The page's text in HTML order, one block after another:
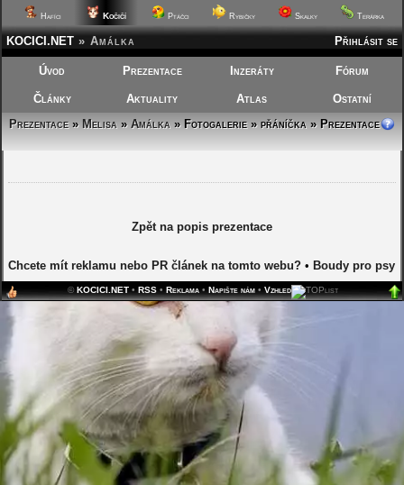
Hafíci Kočičí Ptáčci Rybičky Skalky Terárka
Přihlásit se
KOCICI.NET » Amálka
Úvod Prezentace Inzeráty Fórum
Články Aktuality Atlas
Ostatní
Prezentace» Melisa »Amálka » Fotogalerie » přáníčka » Prezentace
Zpět na popis prezentace
Chcete mít reklamu nebo PR článek na tomto webu? • Boudy pro psy
©KOCICI.NET •RSS •Reklama •Napište nám •Vzhled